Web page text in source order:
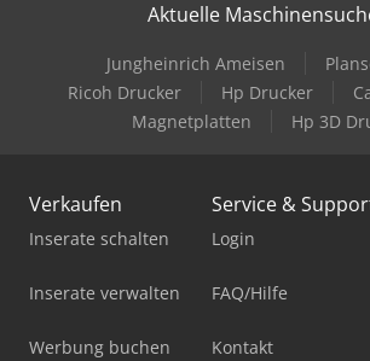
Aktuelle
Jungheinrich Ameisen
Ricoh Drucker
Hp Drucker
Magnetplatten
Hp 3D
Verkaufen
Inserate schalten
Inserate verwalten
Werbung buchen
Service &
Login
FAQ/Hilfe
Kontakt